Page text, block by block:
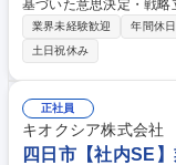
基づいた意思決定・戦
しており、それを支え
【具体的には】ユーザー
ンケート等を利用した
グ・施策立案をお任せ
盤の開発・構築・社内
変更の範囲）当社業務全般 募集職種 【東京】データアナリスト/世界
で事業を展開する
業界未経験歓迎 年間休
土日祝休み
正社員
キオクシア株式会社
四日市【社内SE